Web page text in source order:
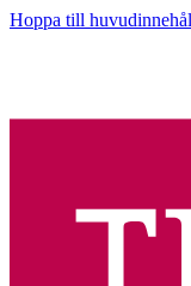
Hoppa till